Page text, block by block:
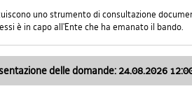
uno strumento di consultazione
è in capo all'Ente che ha emanato il bando.
delle domande: 24.08.2026